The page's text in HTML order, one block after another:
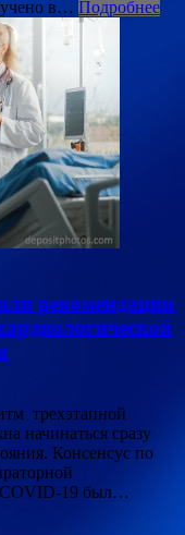
в… Подробнее
рекомендации
трехэтапной
начинаться сразу
Консенсус по
COVID-19 был…